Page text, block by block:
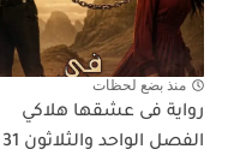
منذ بضع لحظات
رواية فى عشقها هلاكي
الفصل الواحد والثلاثون 31